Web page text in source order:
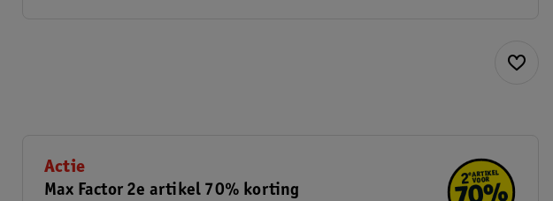
Actie
Max Factor 2e artikel 70% korting